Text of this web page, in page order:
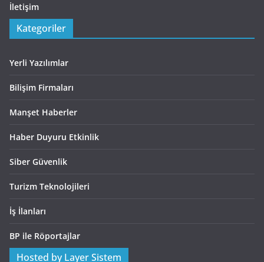
İletişim
Kategoriler
Yerli Yazılımlar
Bilişim Firmaları
Manşet Haberler
Haber Duyuru Etkinlik
Siber Güvenlik
Turizm Teknolojileri
İş İlanları
BP ile Röportajlar
Hosted by Layer Sistem